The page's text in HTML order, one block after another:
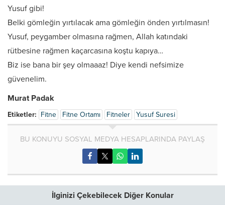
Yusuf gibi!
Belki gömleğin yırtılacak ama gömleğin önden yırtılmasın!
Yusuf, peygamber olmasına rağmen, Allah katındaki
rütbesine rağmen kaçarcasına koştu kapıya…
Biz ise bana bir şey olmaaaz! Diye kendi nefsimize
güvenelim.
Murat Padak
Etiketler: Fitne Fitne Ortamı Fitneler Yusuf Suresi
BU KONUYU SOSYAL MEDYA HESAPLARINDA PAYLAŞ
İlginizi Çekebilecek Diğer Konular